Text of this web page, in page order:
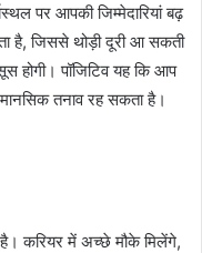
पर आपकी जिम्मेदारियां बढ़
है, जिससे थोड़ी दूरी आ सकती
होगी। पॉजिटिव यह कि आप
तनाव रह सकता है।
करियर में अच्छे मौके मिलेंगे,